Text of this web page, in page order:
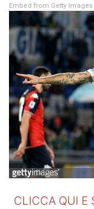
Embed from Getty Images
CLICCA QUI E